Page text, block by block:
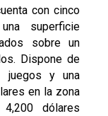
con cinco
superficie
sobre un
Dispone de
juegos y una
en la zona
dólares